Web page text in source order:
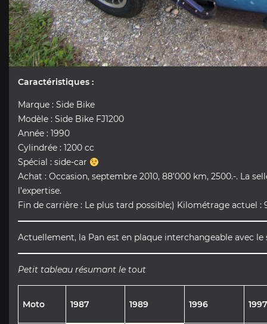
Caractéristiques :
Marque : Side Bike
Modèle : Side Bike FJ1200
Année : 1990
Cylindrée : 1200 cc
Spécial : side-car
Achat : Occasion, septembre 2010, 88’000 km, 2500.-. La
l’expertise.
Fin de carrière : Le plus tard possible;) Kilométrage actuel :
Actuellement, la Pan est en plaque interchangeable avec le
Petit tableau résumant le tout
Moto 1987 1989 1996 1997